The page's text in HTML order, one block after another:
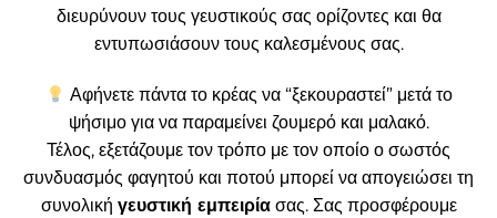
διευρύνουν τους γευστικούς σας ορίζοντες και θα
εντυπωσιάσουν τους καλεσμένους σας.
Αφήνετε πάντα το κρέας να “ξεκουραστεί” μετά το
ψήσιμο για να παραμείνει ζουμερό και μαλακό.
Τέλος, εξετάζουμε τον τρόπο με τον οποίο ο σωστός
συνδυασμός φαγητού και ποτού μπορεί να απογειώσει τη
συνολική γευστική εμπειρίασας. Σας προσφέρουμε